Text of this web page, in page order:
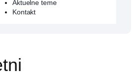
Aktuelne teme
Kontakt